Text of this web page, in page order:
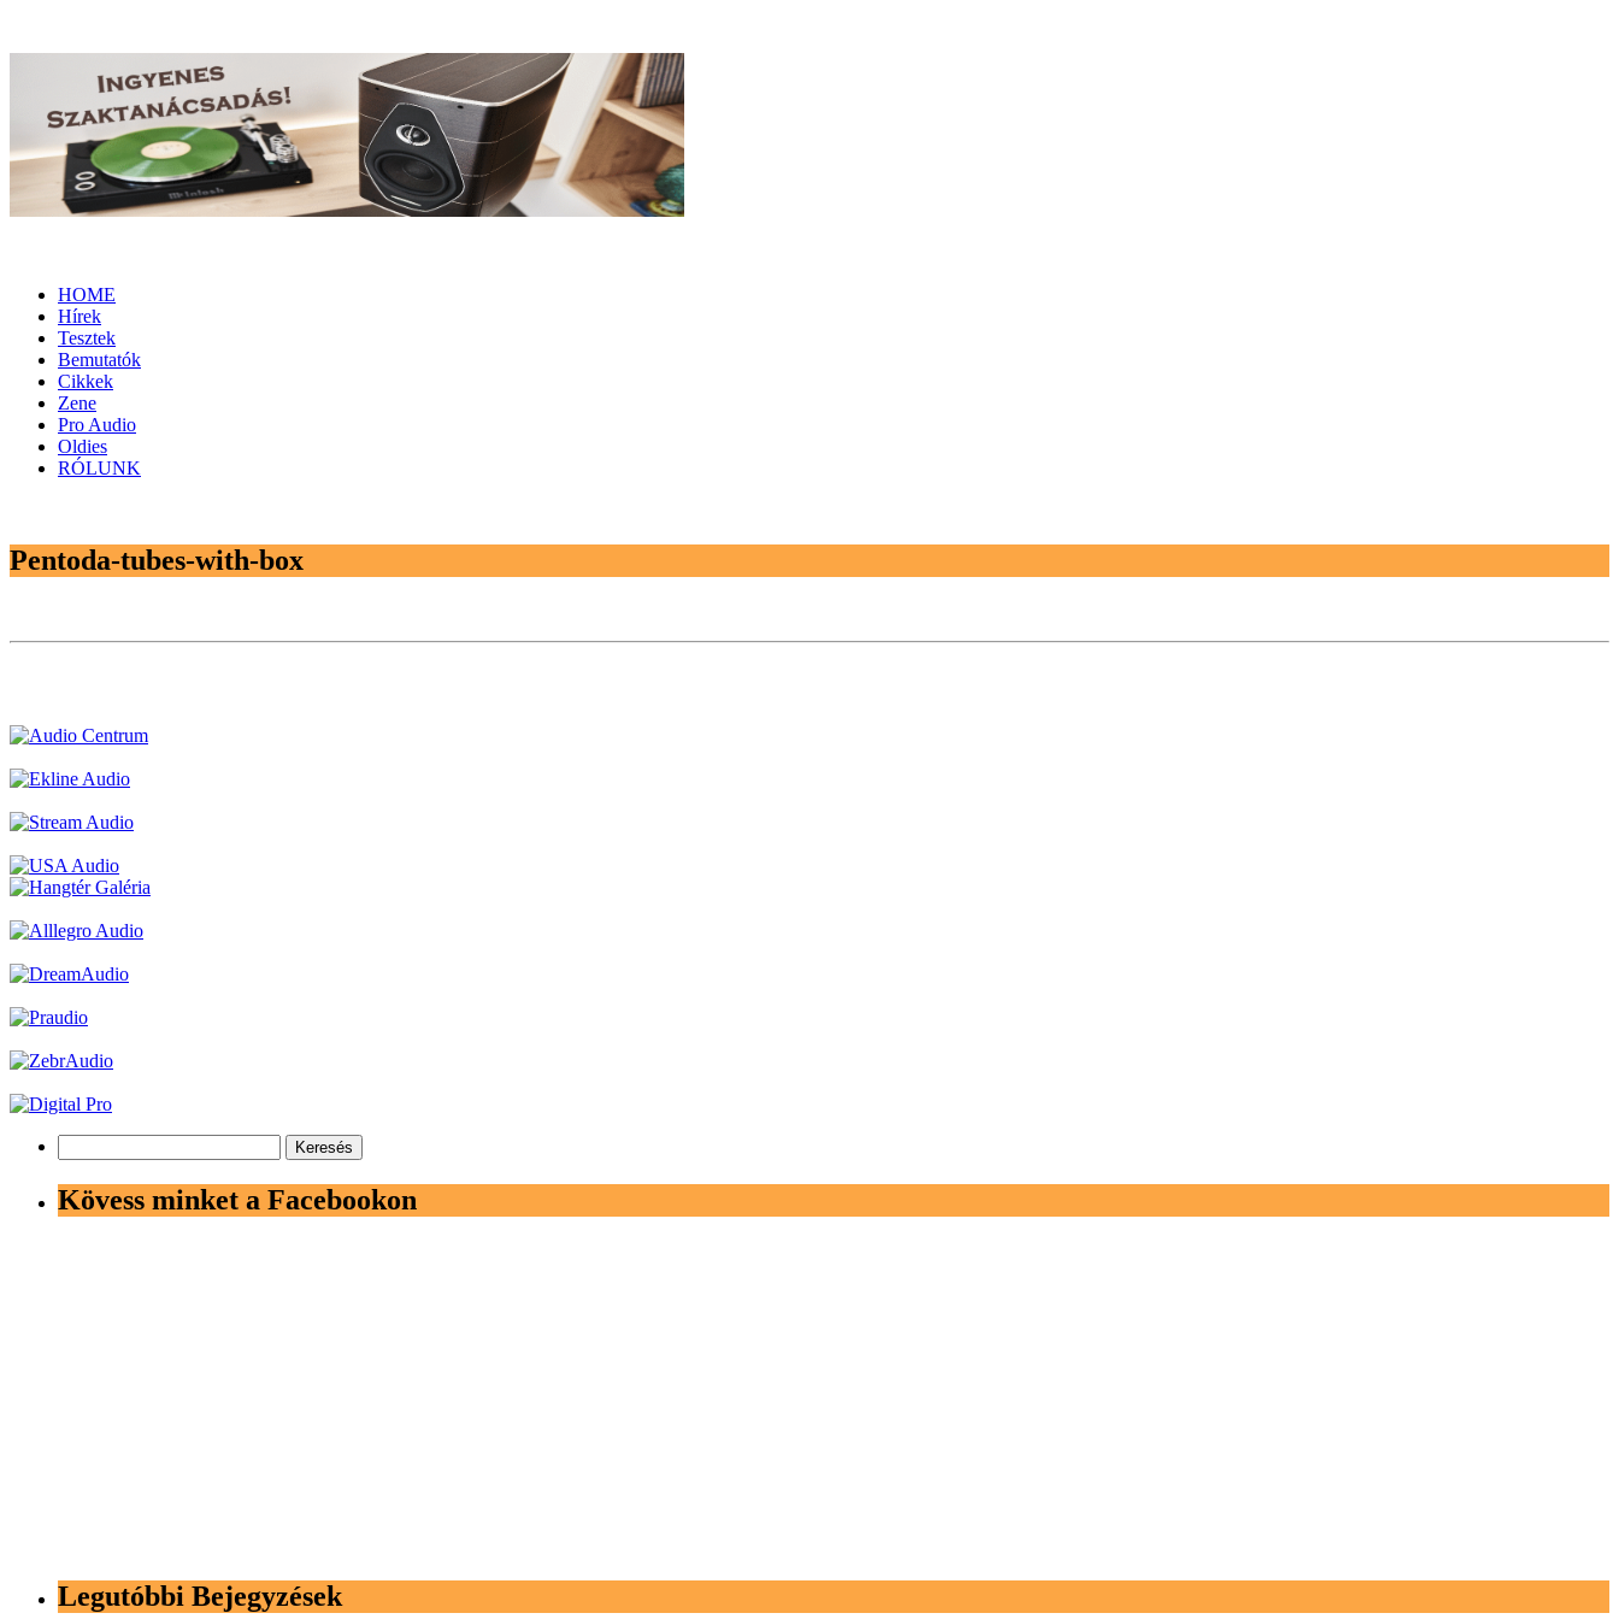
HOME
Hírek
Tesztek
Bemutatók
Cikkek
Zene
Pro Audio
Oldies
RÓLUNK
Pentoda-tubes-with-box
Kövess minket a Facebookon
Legutóbbi Bejegyzések